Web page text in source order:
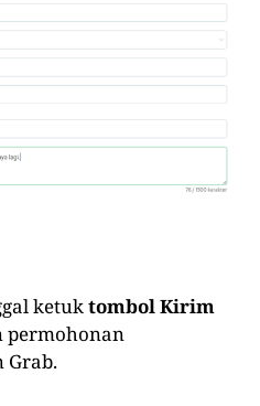
ketuktombol Kirim
permohonan
Grab.